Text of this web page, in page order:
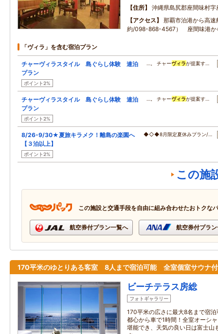
住所
沖縄県島尻郡座間味村
アクセス
那覇市泊港から高
約/098-868-4567） 座間味港か
「ヴィラ」を含む宿泊プラン
チャーヴィラスタイル 島ぐらし体験 連泊
プラン
ポイント2%
…。 チャーヴィラが提案す…
チャーヴィラスタイル 島ぐらし体験 連泊
プラン
ポイント2%
…。 チャーヴィラが提案す…
8/26-9/30★夏旅キラメク！離島の楽園へ
【３泊以上】
ポイント2%
◆◇◆8月限定夏休みプラン/…
この施
この施設と交通手段を自由に組み合わせたおトクな
航空券付プラン一覧へ 航空券付プラ
170平米のゆとりある客室 8人まで宿泊可能 全室個室サウナ
ビーチテラス房総
フォトギャラリー
170平米の広さに最大8名まで宿
都心から車で1時間！全室オーシ
堪能でき、天気の良い日は富士山